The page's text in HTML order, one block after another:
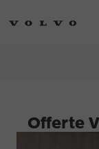
Offerte